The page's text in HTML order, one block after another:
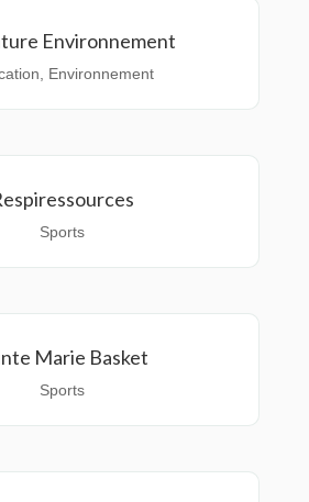
Environnement
Environnement
Sports
Marie Basket
Sports